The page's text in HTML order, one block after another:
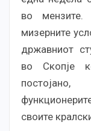
во
мизерните
државниот
во Скопје
своите